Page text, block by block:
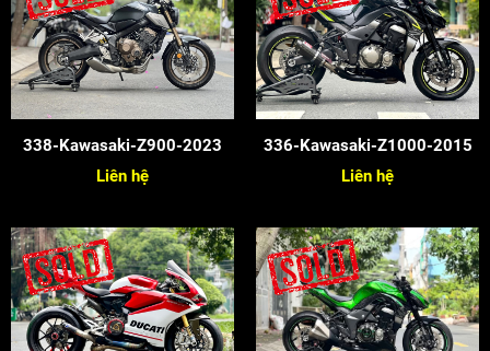
338-Kawasaki-Z900-2023
Liên hệ
336-Kawasaki-Z1000-2015
Liên hệ